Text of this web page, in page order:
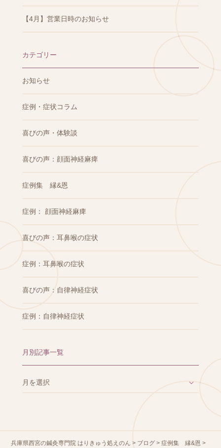
【4月】営業日時のお知らせ
カテゴリー
お知らせ
症例・症状コラム
喜びの声・体験談
喜びの声：顔面神経麻痺
症例集 縁&恩
症例： 顔面神経麻痺
喜びの声：耳鼻喉の症状
症例：耳鼻喉の症状
喜びの声：自律神経症状
症例：自律神経症状
月別記事一覧
兵庫県西宮の鍼灸専門院 はりきゅう処えのん > ブログ >症例集 縁&恩 >